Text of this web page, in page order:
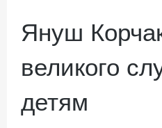
Януш
великого
детям